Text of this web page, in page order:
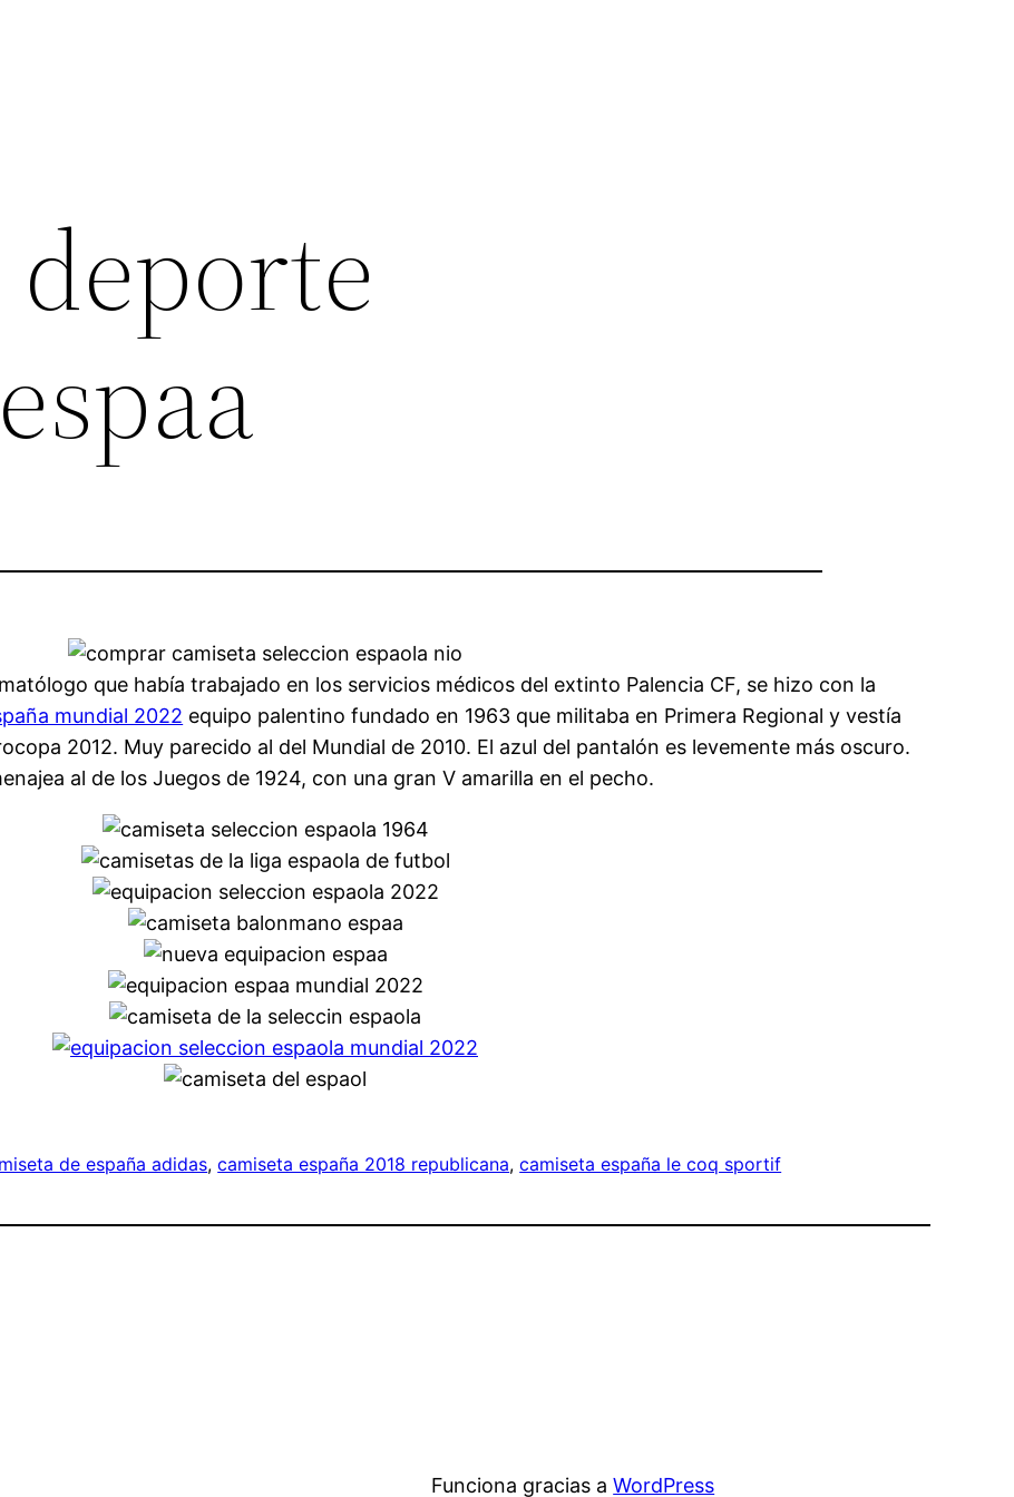
que había trabajado en los servicios médicos del extinto Palencia CF, se hizo con la
mundial 2022 equipo palentino fundado en 1963 que militaba en Primera Regional y vestía
2012. Muy parecido al del Mundial de 2010. El azul del pantalón es levemente más oscuro.
al de los Juegos de 1924, con una gran V amarilla en el pecho.
de españa adidas, camiseta españa 2018 republicana, camiseta españa le coq sportif
Funciona gracias aWordPress